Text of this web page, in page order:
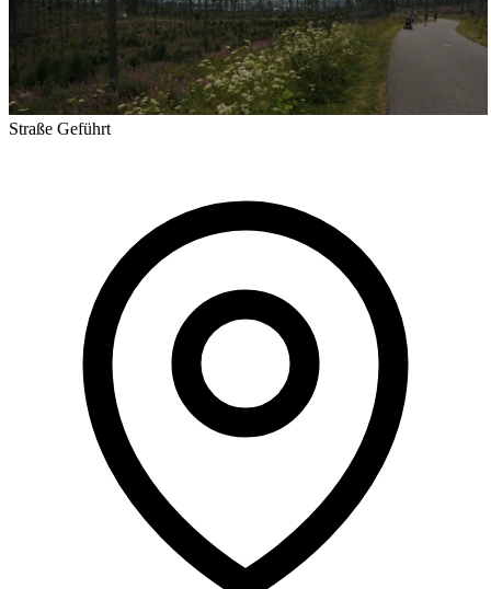
Straße Geführt